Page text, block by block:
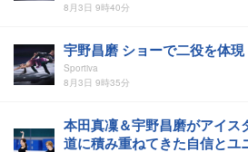
8月3日 9時40分
宇野昌磨 ショーで二役を体現
Sportiva
8月3日 9時35分
本田真凜＆宇野昌磨がアイ
道に積み重ねてきた自信とユ